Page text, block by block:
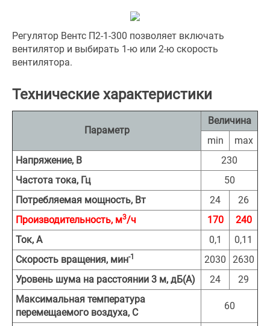
Регулятор Вентс П2-1-300 позволяет включать
вентилятор и выбирать 1-ю или 2-ю скорость
вентилятора.
Технические характеристики
Параметр
Величина
min
max
Напряжение, В
230
Частота тока, Гц
50
Потребляемая мощность, Вт
24
26
Производительность, м3/ч 170
240
Ток, А
0,1
0,11
Скорость вращения, мин-1 2030
2630
Уровень шума на расстоянии 3 м, дБ(А)
24
29
Максимальная температура
перемещаемого воздуха, С
60